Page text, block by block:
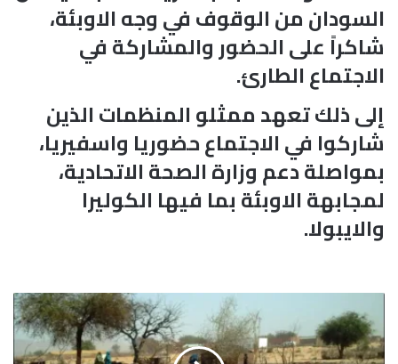
السودان من الوقوف في وجه الاوبئة،
شاكراً على الحضور والمشاركة في
الاجتماع الطارئ.
إلى ذلك تعهد ممثلو المنظمات الذين
شاركوا في الاجتماع حضوريا واسفيريا،
بمواصلة دعم وزارة الصحة الاتحادية،
لمجابهة الاوبئة بما فيها الكوليرا
والايبولا.
إ
ر
ا